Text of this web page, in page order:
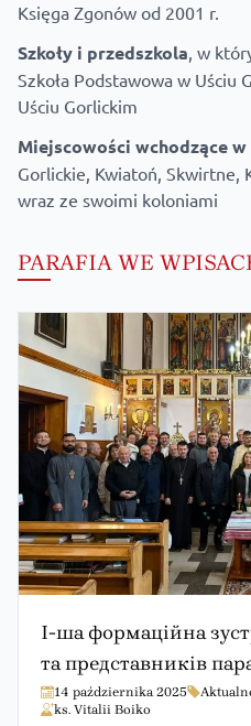
Księga Zgonów od 2001 r.
Szkoły i przedszkola, w
Szkoła Podstawowa w Uściu
Uściu Gorlickim
Miejscowości wchodzące
Gorlickie, Kwiatoń, Skwirtne,
wraz ze swoimi koloniami
PARAFIA WE
І-ша формаційна
та представників
відбулася в Горлицях
14 października 2025
ks. Vitalii Boiko